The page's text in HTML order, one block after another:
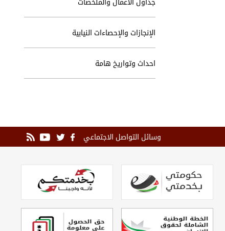
جداول الاعمال والملخصات
الإنجازات والإحصاءات النيابية
احداث وتواريخ هامة
وسائل التواصل الاجتماعي